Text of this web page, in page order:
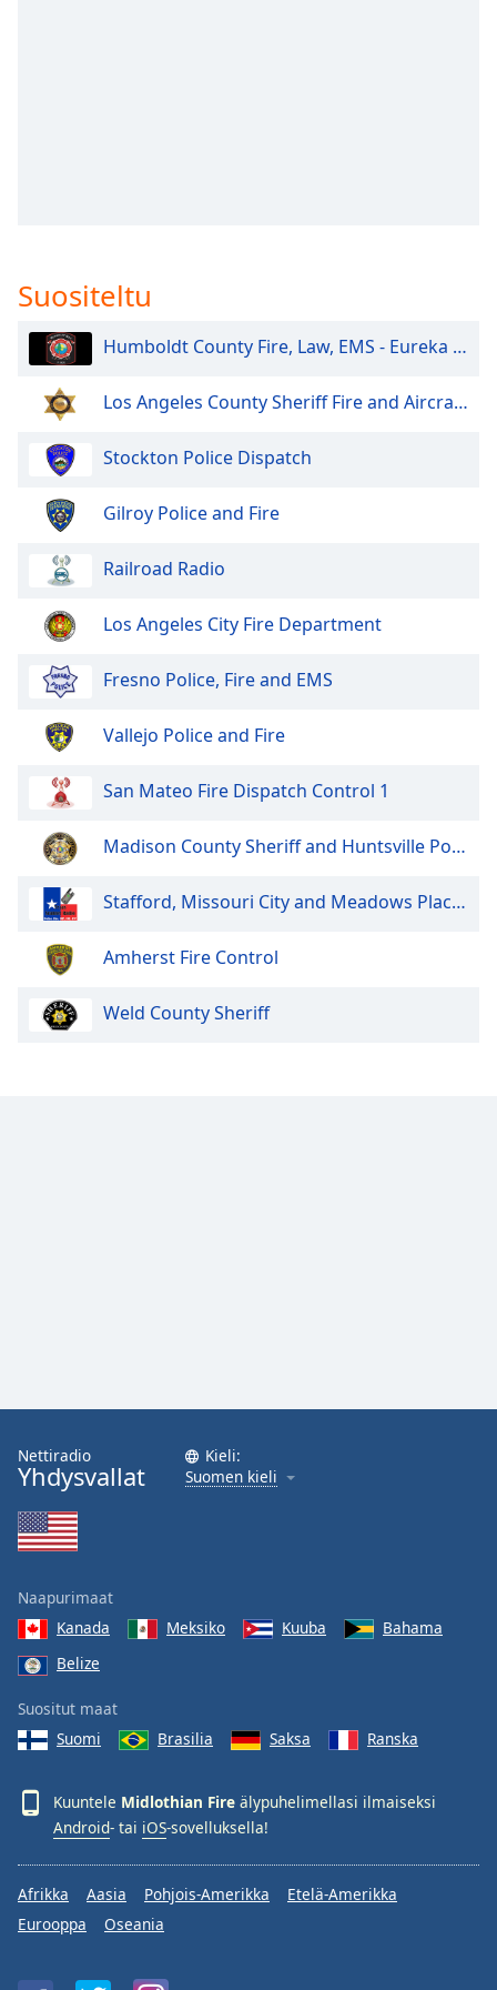
Fullscreen
This
window.
Beginning
dialog
window.
Escape
cancel
window.
Opacity
Opacity
Font
Family
Done
Close
Dialog
dialog
Suositeltu
Humboldt County Fire, Law, EMS - Eureka and North
Los Angeles County Sheriff Fire and Aircraft Santa Clarita V
Stockton Police Dispatch
Gilroy Police and Fire
Railroad Radio
Los Angeles City Fire Department
Fresno Police, Fire and EMS
Vallejo Police and Fire
San Mateo Fire Dispatch Control 1
Madison County Sheriff and Huntsville Police
Stafford, Missouri City and Meadows Place Police and Fire
Amherst Fire Control
Weld County Sheriff
Nettiradio
Yhdysvallat
Kieli:
Suomen kieli
Naapurimaat
Kanada
Meksiko Kuuba
Bahama
Belize
Suositut maat
Suomi
Brasilia Saksa Ranska
Kuuntele Midlothian Fire älypuhelimellasi ilmaiseksi
Android- tai iOS-sovelluksella!
Afrikka Aasia Pohjois-Amerikka
Etelä-Amerikka
Eurooppa
Oseania